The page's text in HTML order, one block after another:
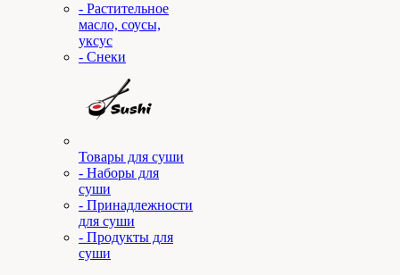
- Растительное
масло, соусы,
уксус
- Снеки
Товары для суши
- Наборы для
суши
- Принадлежности
для суши
- Продукты для
суши